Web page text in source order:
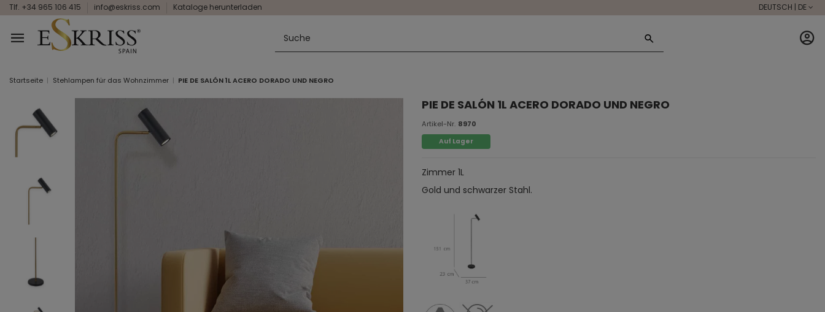
Tlf. +34 965 106 415 info@eskriss.com Kataloge herunterladen DEUTSCH | DE
Startseite Stehlampen für das Wohnzimmer PIE DE SALÓN 1L ACERO DORADO UND NEGRO
PIE DE SALÓN 1L ACERO DORADO UND NEGRO
Artikel-Nr. 8970
Auf Lager
Zimmer 1L
Gold und schwarzer Stahl.